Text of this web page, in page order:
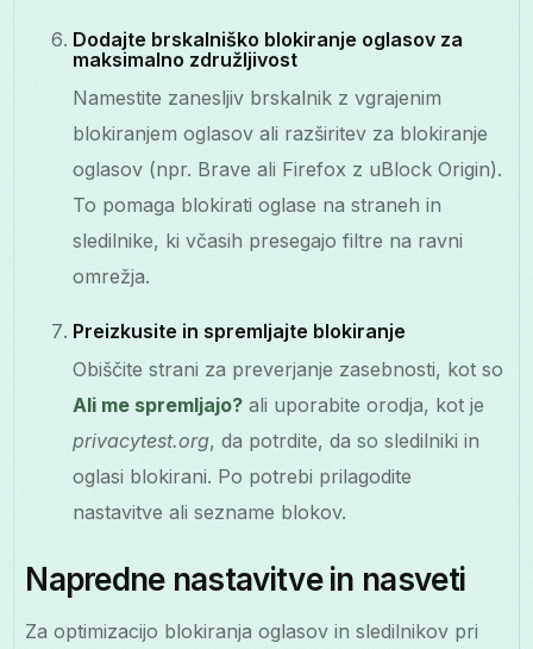
Dodajte brskalniško blokiranje oglasov za
maksimalno združljivost
Namestite zanesljiv brskalnik z vgrajenim
blokiranjem oglasov ali razširitev za blokiranje
oglasov (npr. Brave ali Firefox z uBlock Origin).
To pomaga blokirati oglase na straneh in
sledilnike, ki včasih presegajo filtre na ravni
omrežja.
Preizkusite in spremljajte blokiranje
Obiščite strani za preverjanje zasebnosti, kot so
Ali me spremljajo? ali uporabite orodja, kot je
privacytest.org, da potrdite, da so sledilniki in
oglasi blokirani. Po potrebi prilagodite
nastavitve ali sezname blokov.
Napredne nastavitve in nasveti
Za optimizacijo blokiranja oglasov in sledilnikov pri